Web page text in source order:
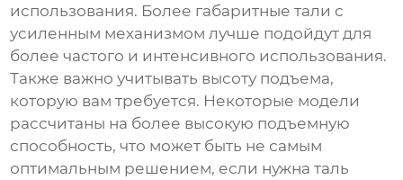
использования. Более габаритные тали с
усиленным механизмом лучше подойдут для
более частого и интенсивного использования.
Также важно учитывать высоту подъема,
которую вам требуется. Некоторые модели
рассчитаны на более высокую подъемную
способность, что может быть не самым
оптимальным решением, если нужна таль